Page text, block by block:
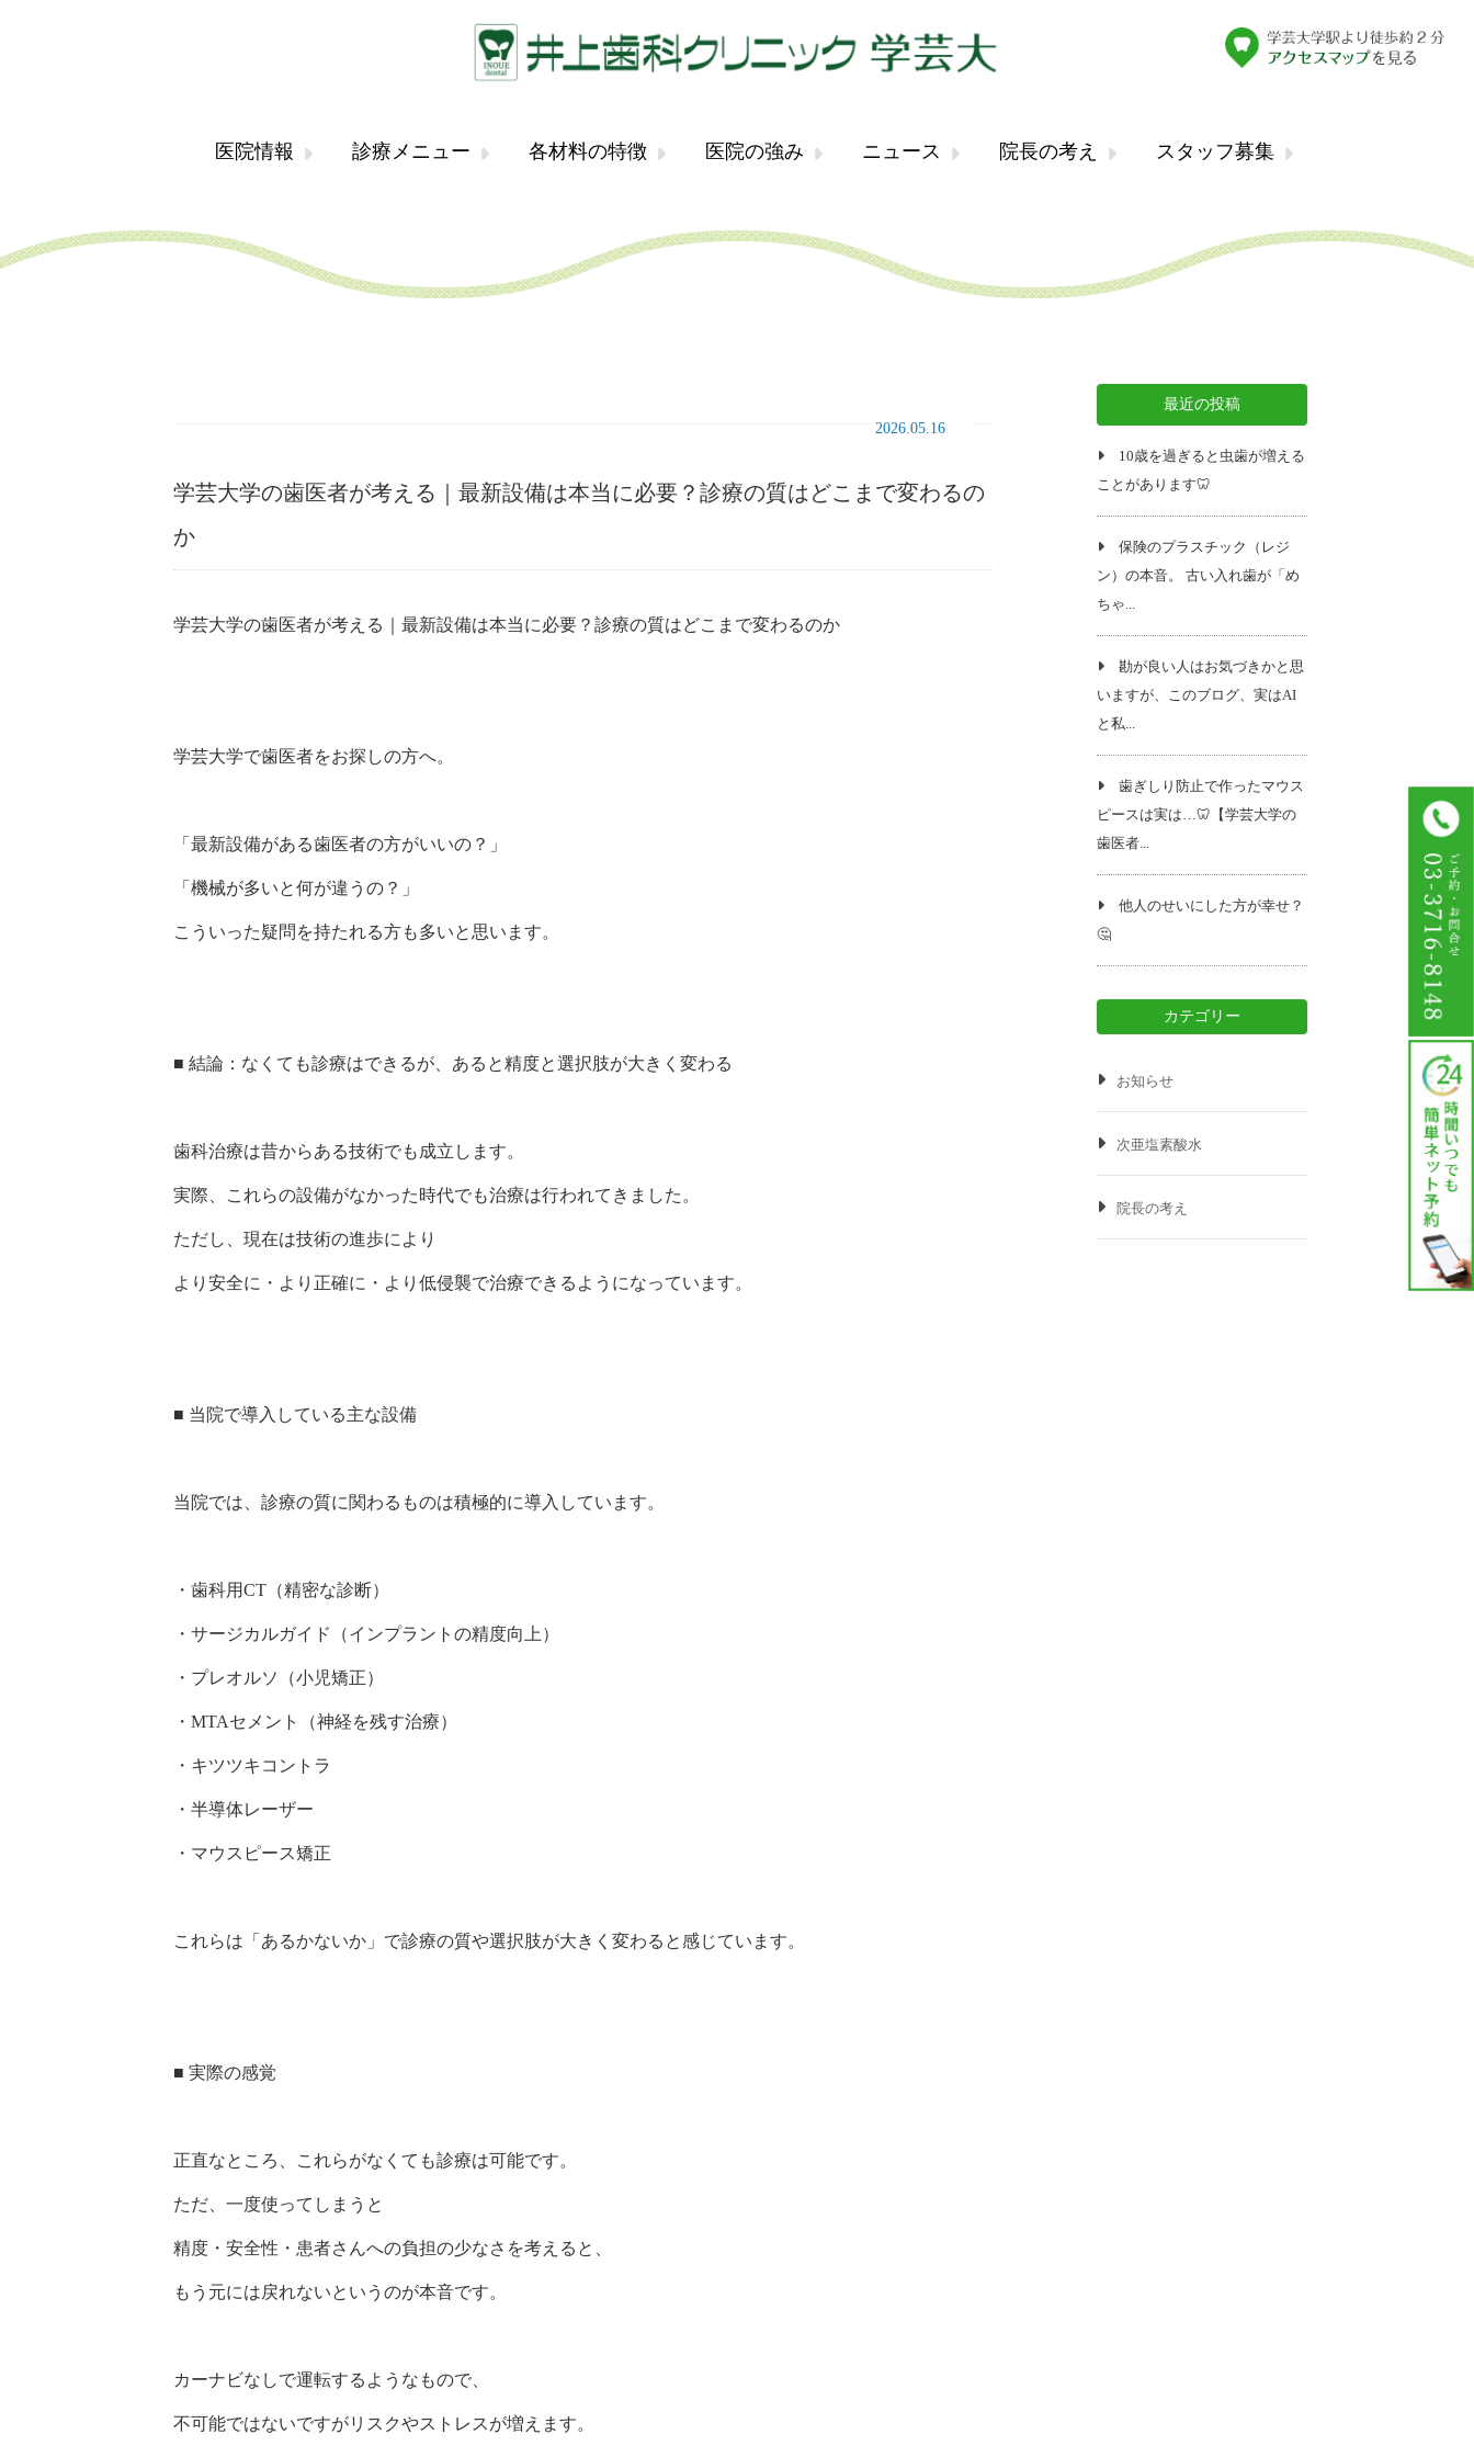
医院情報 診療メニュー 各材料の特徴 医院の強み ニュース 院長の考え スタッフ募集
2026.05.16
学芸大学の歯医者が考える｜最新設備は本当に必要？診療の質はどこまで変わるの
か
学芸大学の歯医者が考える｜最新設備は本当に必要？診療の質はどこまで変わるのか
学芸大学で歯医者をお探しの方へ。
「最新設備がある歯医者の方がいいの？」
「機械が多いと何が違うの？」
こういった疑問を持たれる方も多いと思います。
■ 結論：なくても診療はできるが、あると精度と選択肢が大きく変わる
歯科治療は昔からある技術でも成立します。
実際、これらの設備がなかった時代でも治療は行われてきました。
ただし、現在は技術の進歩により
より安全に・より正確に・より低侵襲で治療できるようになっています。
■ 当院で導入している主な設備
当院では、診療の質に関わるものは積極的に導入しています。
・歯科用CT（精密な診断）
・サージカルガイド（インプラントの精度向上）
・プレオルソ（小児矯正）
・MTAセメント（神経を残す治療）
・キツツキコントラ
・半導体レーザー
・マウスピース矯正
これらは「あるかないか」で診療の質や選択肢が大きく変わると感じています。
■ 実際の感覚
正直なところ、これらがなくても診療は可能です。
ただ、一度使ってしまうと
精度・安全性・患者さんへの負担の少なさを考えると、
もう元には戻れないというのが本音です。
カーナビなしで運転するようなもので、
不可能ではないですがリスクやストレスが増えます。
最近の投稿
10歳を過ぎると虫歯が増える
ことがあります🦷
保険のプラスチック（レジ
ン）の本音。 古い入れ歯が「め
ちゃ...
勘が良い人はお気づきかと思
いますが、このブログ、実はAI
と私...
歯ぎしり防止で作ったマウス
ピースは実は…🦷【学芸大学の
歯医者...
他人のせいにした方が幸せ？
🤔
カテゴリー
お知らせ
次亜塩素酸水
院長の考え